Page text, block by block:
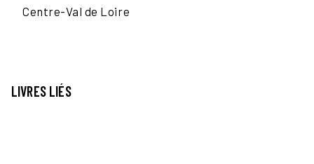
Centre-Val de Loire
LIVRES LIÉS